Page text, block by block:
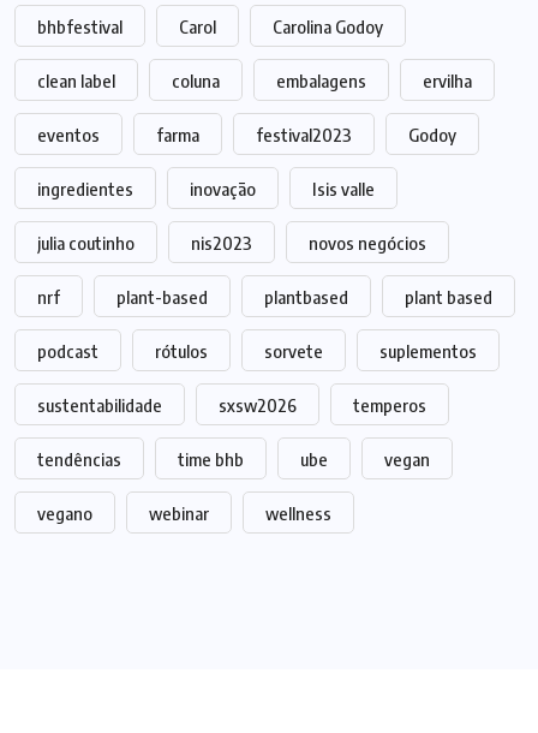
bhbfestival Carol Carolina Godoy
clean label coluna embalagens ervilha
eventos farma festival2023 Godoy
ingredientes inovação Isis valle
julia coutinho nis2023 novos negócios
nrf plant-based plantbased plant based
podcast rótulos sorvete suplementos
sustentabilidade sxsw2026 temperos
tendências time bhb ube vegan
vegano webinar wellness